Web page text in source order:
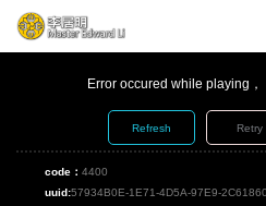
Error occured while playing
Refresh Retry
code： 4400
uuid:57934B0E-1E71-4D5A-97E9-